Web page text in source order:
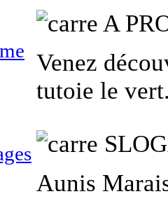
A
Venez
tutoie le
Aunis